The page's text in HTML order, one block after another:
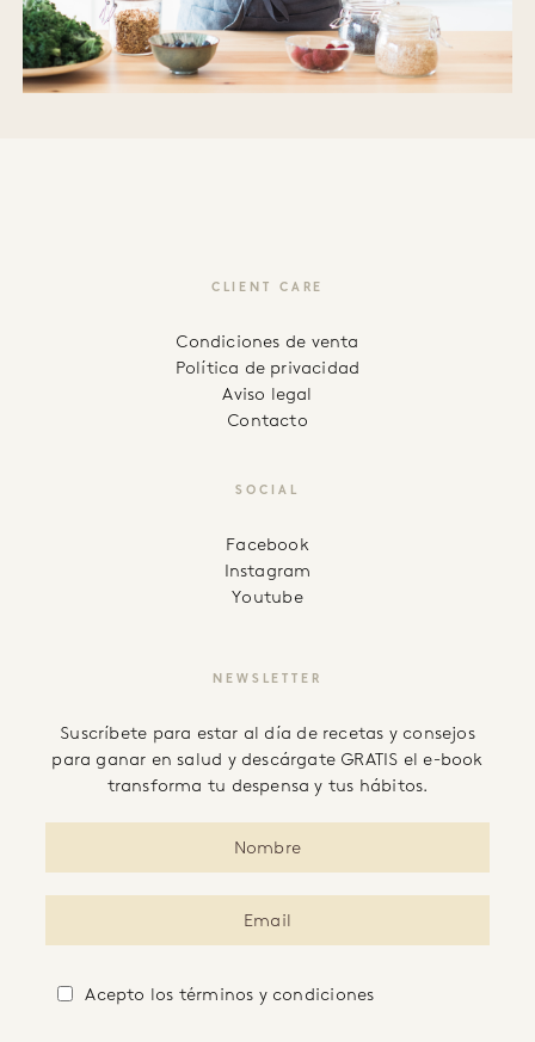
CLIENT CARE
Condiciones de venta
Política de privacidad
Aviso legal
Contacto
SOCIAL
facebook
instagram
youtube
NEWSLETTER
Suscríbete para estar al día de recetas y consejos
para ganar en salud y descárgate GRATIS el e-book
transforma tu despensa y tus hábitos.
Acepto los términos y condiciones